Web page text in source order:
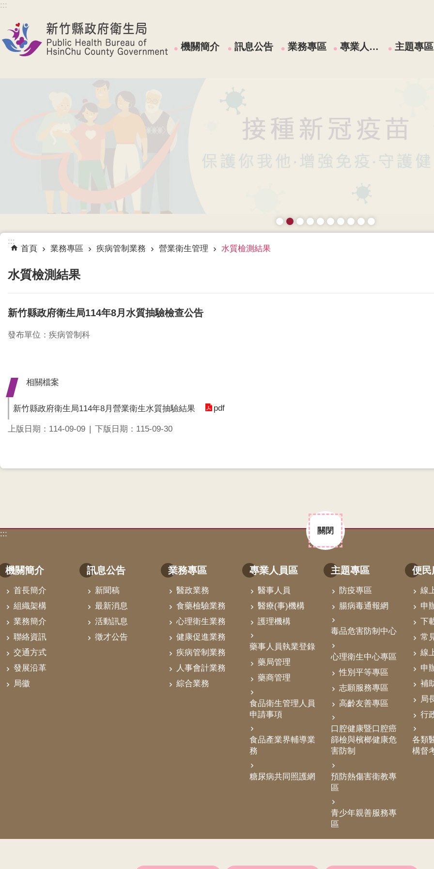
跳到主要內容區塊
:::
機關簡介 訊息公告 業務專區 專業人員區 主題專區
:::
首頁 業務專區 疾病管制業務 營業衛生管理 水質檢測結果
水質檢測結果
新竹縣政府衛生局114年8月水質抽驗檢查公告
發布單位：疾病管制科
相關檔案
新竹縣政府衛生局114年8月營業衛生水質抽驗結果 pdf
上版日期：114-09-09 下版日期：115-09-30
關閉
:::
機關簡介
首長簡介
組織架構
業務簡介
聯絡資訊
交通方式
發展沿革
局徽
訊息公告
新聞稿
最新消息
活動訊息
徵才公告
業務專區
醫政業務
食藥檢驗業務
心理衛生業務
健康促進業務
疾病管制業務
人事會計業務
綜合業務
專業人員區
醫事人員
醫療(事)機構
護理機構
藥事人員執業登錄
藥局管理
藥商管理
食品衛生管理人員
申請事項
食品產業界輔導業
務
糖尿病共同照護網
主題專區
防疫專區
腸病毒通報網
毒品危害防制中心
心理衛生中心專區
性別平等專區
志願服務專區
高齡友善專區
口腔健康暨口腔癌
篩檢與檳榔健康危
害防制
預防熱傷害衛教專
區
青少年親善服務專
區
便民
線
申
下
常
線
申
補
局
行
各類
構督